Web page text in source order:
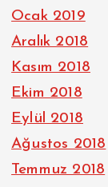
Ocak 2019
Aralık 2018
Kasım 2018
Ekim 2018
Eylül 2018
Ağustos 2018
Temmuz 2018